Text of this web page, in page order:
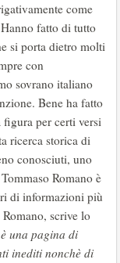
come
fatto di tutto
si porta dietro molti
con
sovrano italiano
Bene ha fatto
figura per certi versi
ricerca storica di
conosciuti, uno
Romano è
di informazioni più
scrive lo
una pagina di
inediti nonchè di